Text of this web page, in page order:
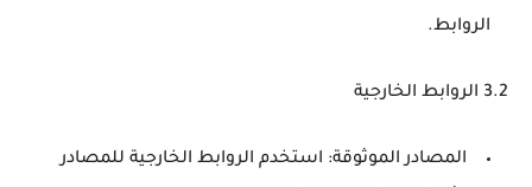
الروابط.
3.2 الروابط الخارجية
المصادر الموثوقة: استخدم الروابط الخارجية للمصادر